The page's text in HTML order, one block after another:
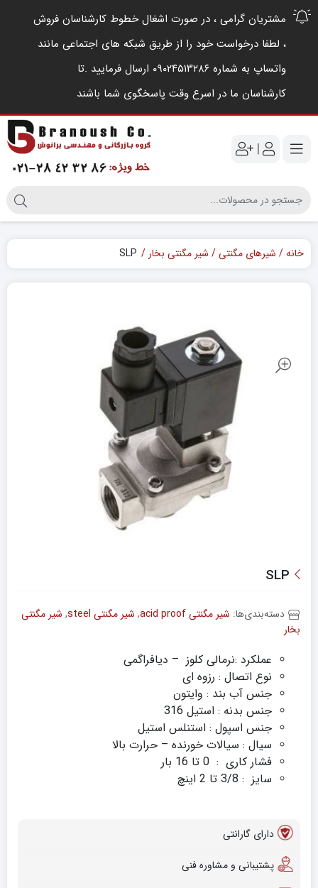
مشتریان گرامی ، در صورت اشغال خطوط کارشناسان فروش
، لطفا درخواست خود را از طریق شبکه های اجتماعی مانند
واتساپ به شماره ۰۹۰۲۴۵۱۳۲۸۶ ارسال فرمایید .‌تا
کارشناسان ما در اسرع وقت پاسخگوی شما باشند
|
خانه شیرهای مگنتی شیر مگنتی بخار SLP
SLP
دسته‌بندی‌ها: شیر مگنتی acid proof , شیر مگنتی steel , شیر مگنتی
بخار
عملکرد :نرمالی کلوز – دیافراگمی
نوع اتصال : رزوه ای
جنس آب بند : وایتون
جنس بدنه : استیل 316
جنس اسپول : استنلس استیل
سیال : سیالات خورنده – حرارت بالا
فشار کاری : 0 تا 16 بار
سایز : 3/8 تا 2 اینچ
دارای گارانتی
پشتیبانی و مشاوره فنی